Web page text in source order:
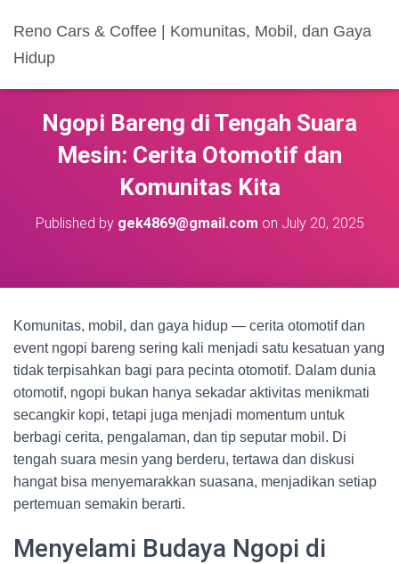
Reno Cars & Coffee | Komunitas, Mobil, dan Gaya
Hidup
Ngopi Bareng di Tengah Suara
Mesin: Cerita Otomotif dan
Komunitas Kita
Published by gek4869@gmail.com on July 20, 2025
Komunitas, mobil, dan gaya hidup — cerita otomotif dan
event ngopi bareng sering kali menjadi satu kesatuan yang
tidak terpisahkan bagi para pecinta otomotif. Dalam dunia
otomotif, ngopi bukan hanya sekadar aktivitas menikmati
secangkir kopi, tetapi juga menjadi momentum untuk
berbagi cerita, pengalaman, dan tip seputar mobil. Di
tengah suara mesin yang berderu, tertawa dan diskusi
hangat bisa menyemarakkan suasana, menjadikan setiap
pertemuan semakin berarti.
Menyelami Budaya Ngopi di